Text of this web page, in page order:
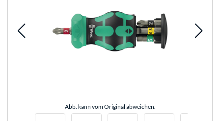
Abb. kann vom Original abweichen.